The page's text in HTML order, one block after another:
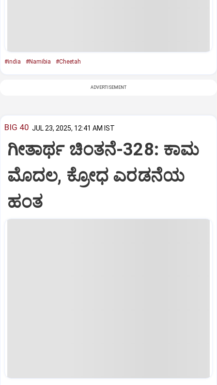
#india #Namibia #Cheetah
ADVERTISEMENT
BIG 40 JUL 23, 2025, 12:41 AM IST
ಗೀತಾರ್ಥ ಚಿಂತನೆ-328: ಕಾಮ
ಮೊದಲ, ಕ್ರೋಧ ಎರಡನೆಯ
ಹಂತ